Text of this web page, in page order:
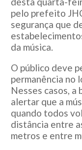
pelo prefeito
segurança que
da música.
O público deve
permanência no
Nesses casos, a
alertar que a
quando todos
distância entre
metros e entre